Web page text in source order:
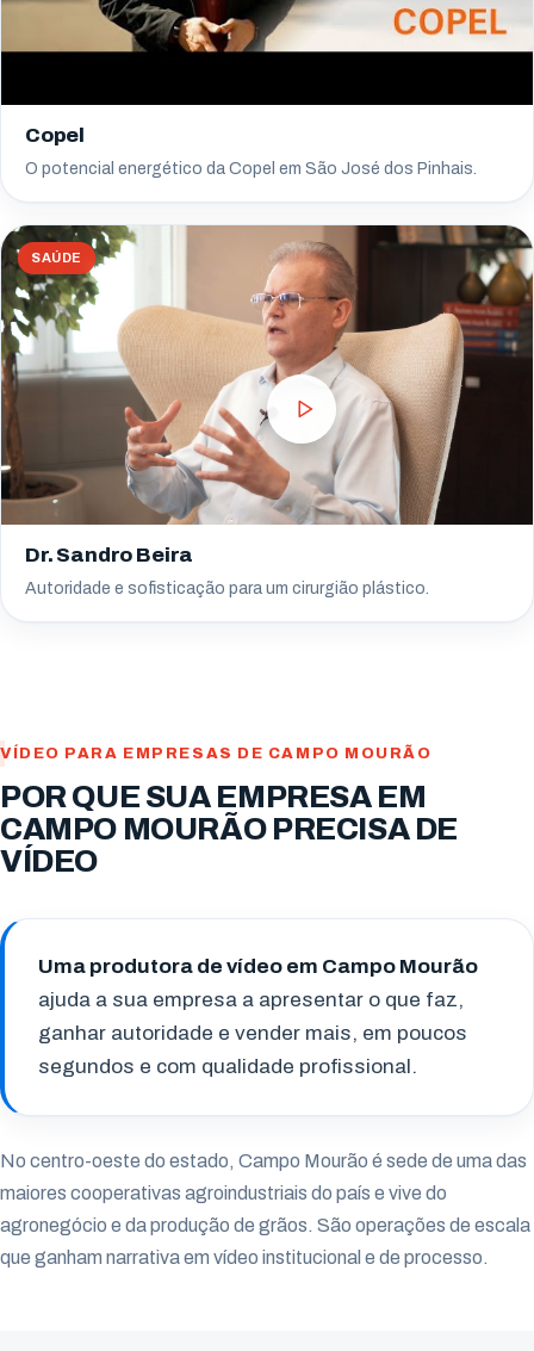
Copel
O potencial energético da Copel em São José dos Pinhais.
SAÚDE
Dr. Sandro Beira
Autoridade e sofisticação para um cirurgião plástico.
VÍDEO PARA EMPRESAS DE CAMPO MOURÃO
POR QUE SUA EMPRESA EM
CAMPO MOURÃO PRECISA DE
VÍDEO
Uma produtora de vídeo em Campo Mourão
ajuda a sua empresa a apresentar o que faz,
ganhar autoridade e vender mais, em poucos
segundos e com qualidade profissional.
No centro-oeste do estado, Campo Mourão é sede de uma das
maiores cooperativas agroindustriais do país e vive do
agronegócio e da produção de grãos. São operações de escala
que ganham narrativa em vídeo institucional e de processo.